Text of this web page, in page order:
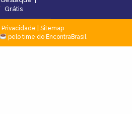
Grátis
Privacidade
Sitemap
pelo time do EncontraBrasil